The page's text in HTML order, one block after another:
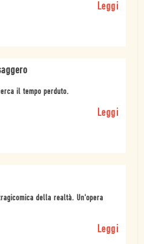
Leggi
il tempo perduto.
Leggi
della realtà. Un'opera
Leggi